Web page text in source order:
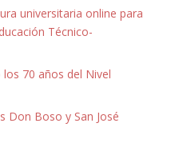
universitaria online para
Técnico-
los 70 años del Nivel
Don Boso y San José